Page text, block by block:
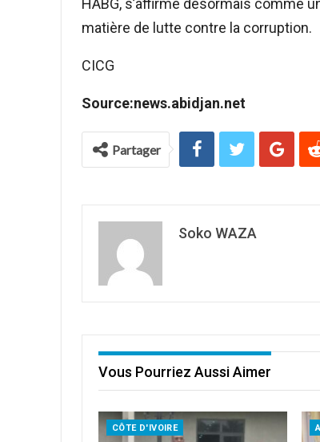
HABG, s’affirme désormais comme
matière de lutte contre la corruption.
CICG
Source:news.abidjan.net
Partager
Soko WAZA
Vous Pourriez Aussi Aimer
CÔTE D'IVOIRE